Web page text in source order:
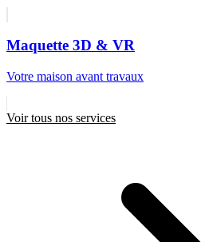
Maquette 3D & VR
Votre maison avant travaux
Voir tous nos services